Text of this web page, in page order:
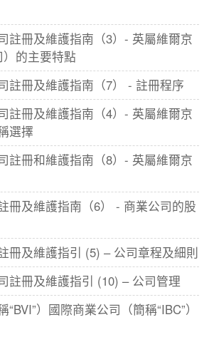
註冊及維護指南（3）- 英屬維爾京
的主要特點
註冊及維護指南（7） - 註冊程序
註冊及維護指南（4）- 英屬維爾京
選擇
註冊和維護指南（8）- 英屬維爾京
冊及維護指南（6） - 商業公司的股
冊及維護指引 (5) – 公司章程及細則
註冊及維護指引 (10) – 公司管理
）國際商業公司（簡稱“IBC”）